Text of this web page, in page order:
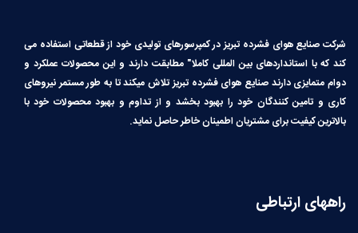
شرکت صنایع هوای فشرده تبریز در کمپرسورهای تولیدی خود از قطعاتی استفاده می
کند که با استانداردهای بین المللی کاملا″ مطابقت دارند و این محصولات عملکرد و
دوام متمایزی دارند صنایع هوای فشرده تبریز تلاش میکند تا به طور مستمر نیروهای
کاری و تامین کنندگان خود را بهبود بخشد و از تداوم و بهبود محصولات خود با
بالاترین کیفیت برای مشتریان اطمینان خاطر حاصل نماید.
راههای ارتباطی